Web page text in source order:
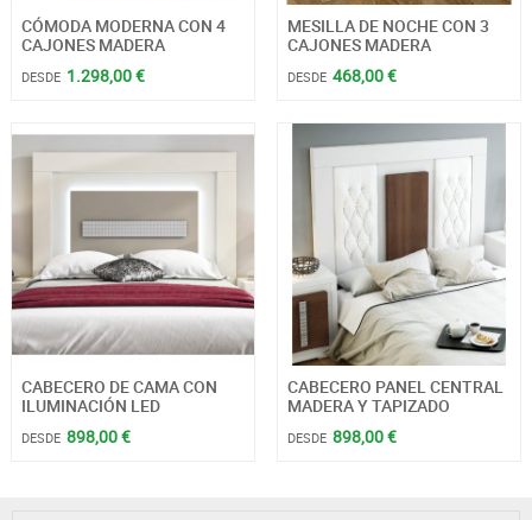
CÓMODA MODERNA CON 4
CAJONES MADERA
DESDE 1.298,00 €
MESILLA DE NOCHE CON 3
CAJONES MADERA
DESDE 468,00 €
CABECERO DE CAMA CON
ILUMINACIÓN LED
DESDE 898,00 €
CABECERO PANEL CENTRAL
MADERA Y TAPIZADO
DESDE 898,00 €